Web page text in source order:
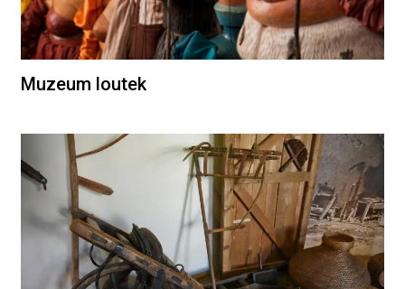
Muzeum loutek